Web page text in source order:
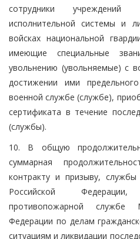
сотрудники
исполнительной системы и
войсках национальной
имеющие специальные
увольнению (увольняемые) с
достижении ими
военной службе (службе),
сертификата в течение
(службы).
10. В общую
суммарная
контракту и призыву,
Российской
противопожарной службе
Федерации по делам
ситуациям и ликвидации